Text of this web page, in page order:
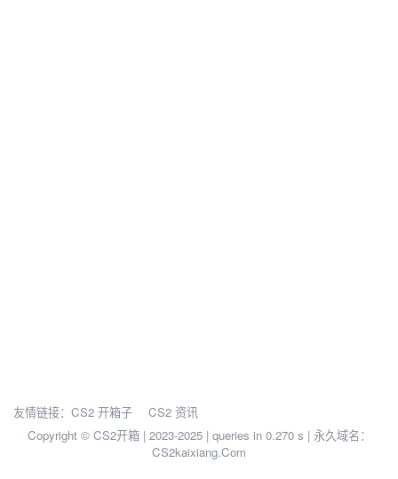
友情链接： CS2 开箱子
CS2 资讯
Copyright © CS2开箱 | 2023-2025 | queries in 0.270 s | 永久域名：
CS2kaixiang.Com